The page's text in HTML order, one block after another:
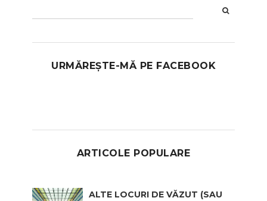
URMĂREȘTE-MĂ PE FACEBOOK
ARTICOLE POPULARE
ALTE LOCURI DE VĂZUT (SAU